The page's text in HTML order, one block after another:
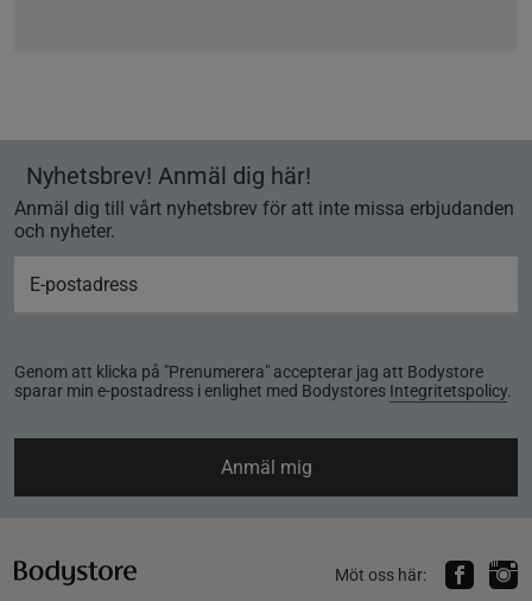
Nyhetsbrev! Anmäl dig här!
Anmäl dig till vårt nyhetsbrev för att inte missa erbjudanden
och nyheter.
Genom att klicka på "Prenumerera" accepterar jag att Bodystore
sparar min e-postadress i enlighet med Bodystores Integritetspolicy.
Anmäl mig
Möt oss här: